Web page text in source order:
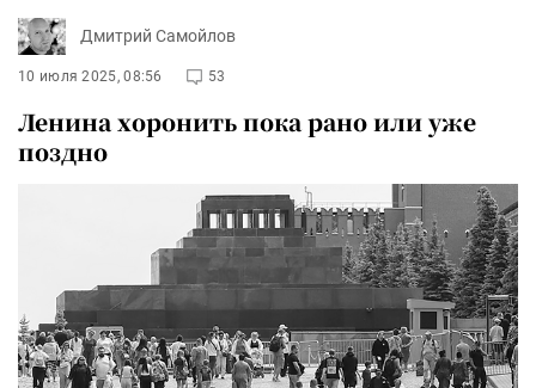
Дмитрий Самойлов
10 июля 2025, 08:56 53
Ленина хоронить пока рано или уже
поздно